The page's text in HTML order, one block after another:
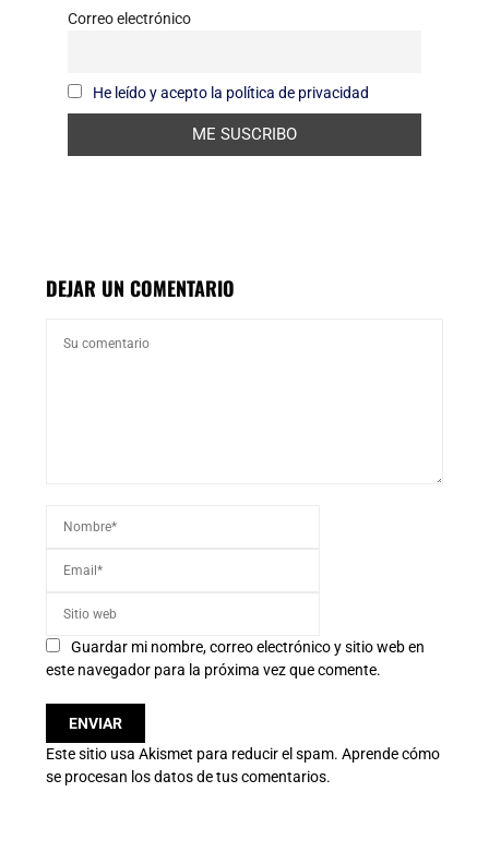
Correo electrónico
He leído y acepto la política de privacidad
DEJAR UN COMENTARIO
Guardar mi nombre, correo electrónico y sitio web en
este navegador para la próxima vez que comente.
Este sitio usa Akismet para reducir el spam. Aprende cómo
se procesan los datos de tus comentarios.